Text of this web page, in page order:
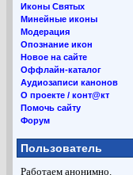
Иконы Святых
Минейные иконы
Модерация
Опознание икон
Новое на сайте
Оффлайн-каталог
Аудиозаписи канонов
О проекте / конт@кт
Помочь сайту
Форум
Пользователь
Работаем анонимно.